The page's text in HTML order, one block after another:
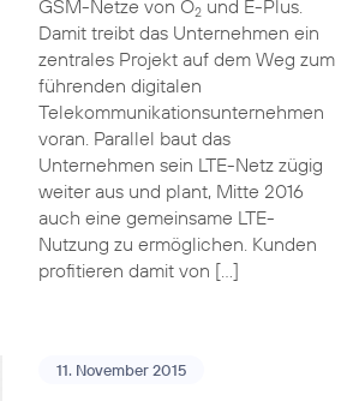
GSM-Netze von O2und E-Plus.
Damit treibt das Unternehmen ein
zentrales Projekt auf dem Weg zum
führenden digitalen
Telekommunikationsunternehmen
voran. Parallel baut das
Unternehmen sein LTE-Netz zügig
weiter aus und plant, Mitte 2016
auch eine gemeinsame LTE-
Nutzung zu ermöglichen. Kunden
profitieren damit von […]
11. November 2015